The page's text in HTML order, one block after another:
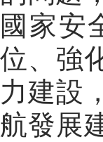
國家安
位、強
力建設
航發展